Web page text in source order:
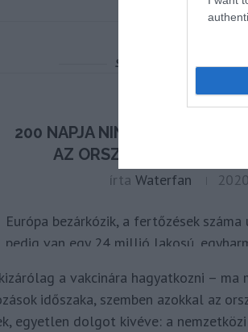
a vakcinára hagyatkozni –
időszaka, szemben azokkal az
egyetlen dolgot kivéve: a